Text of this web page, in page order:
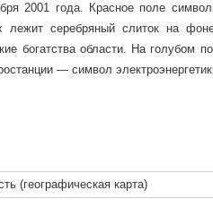
2001 года. Красное поле
серебряный слиток на фоне
богатства области. На голубом
— символ